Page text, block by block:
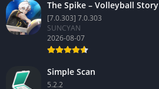
The Spike – Volleyball Story
[7.0.303] 7.0.303
SUNCYAN
2026-08-07
Simple Scan
5.2.2